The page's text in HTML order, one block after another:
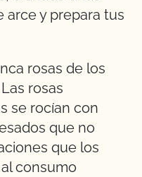
arce y prepara tus
rosas de los
rosas
se rocían con
que no
que los
consumo